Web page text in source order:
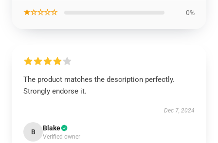
★☆☆☆☆ 0%
The product matches the description perfectly.
Strongly endorse it.
Dec 7, 2024
B Blake
Verified owner